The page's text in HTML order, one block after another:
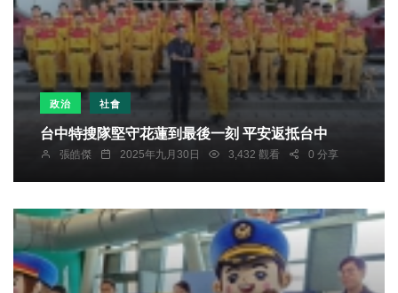
政治 社會
台中特搜隊堅守花蓮到最後一刻 平安返抵台中
張皓傑 2025年九月30日 3,432 觀看 0 分享